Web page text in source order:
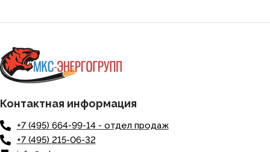
Контактная информация
+7 (495) 664-99-14 - отдел продаж
+7 (495) 215-06-32